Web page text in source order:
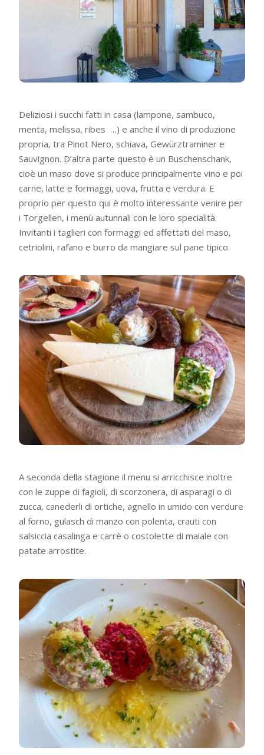
Deliziosi i succhi fatti in casa (lampone, sambuco,
menta, melissa, ribes …) e anche il vino di produzione
propria, tra Pinot Nero, schiava, Gewürztraminer e
Sauvignon. D’altra parte questo è un Buschenschank,
cioè un maso dove si produce principalmente vino e poi
carne, latte e formaggi, uova, frutta e verdura. E
proprio per questo qui è molto interessante venire per
i Torgellen, i menù autunnali con le loro specialità.
Invitanti i taglieri con formaggi ed affettati del maso,
cetriolini, rafano e burro da mangiare sul pane tipico.
A seconda della stagione il menu si arricchisce inoltre
con le zuppe di fagioli, di scorzonera, di asparagi o di
zucca, canederli di ortiche, agnello in umido con verdure
al forno, gulasch di manzo con polenta, crauti con
salsiccia casalinga e carrè o costolette di maiale con
patate arrostite.